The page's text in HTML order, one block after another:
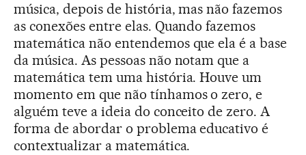
música, depois de história, mas não fazemos
as conexões entre elas. Quando fazemos
matemática não entendemos que ela é a base
da música. As pessoas não notam que a
matemática tem uma história. Houve um
momento em que não tínhamos o zero, e
alguém teve a ideia do conceito de zero. A
forma de abordar o problema educativo é
contextualizar a matemática.